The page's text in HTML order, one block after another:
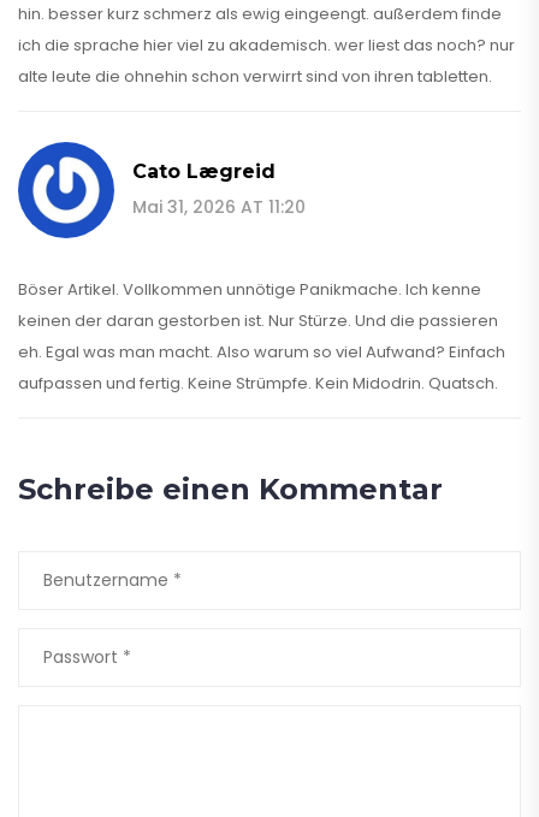
hin. besser kurz schmerz als ewig eingeengt. außerdem finde
ich die sprache hier viel zu akademisch. wer liest das noch? nur
alte leute die ohnehin schon verwirrt sind von ihren tabletten.
Cato Lægreid
Mai 31, 2026 AT 11:20
Böser Artikel. Vollkommen unnötige Panikmache. Ich kenne
keinen der daran gestorben ist. Nur Stürze. Und die passieren
eh. Egal was man macht. Also warum so viel Aufwand? Einfach
aufpassen und fertig. Keine Strümpfe. Kein Midodrin. Quatsch.
Schreibe einen Kommentar